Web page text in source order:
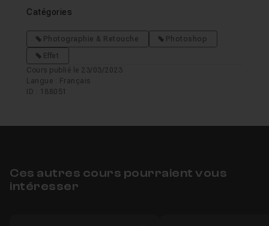
Catégories
Photographie & Retouche
Photoshop
Effet
Cours publié le 23/03/2023
Langue : Français
ID : 188051
Ces autres cours pourraient vous
intéresser